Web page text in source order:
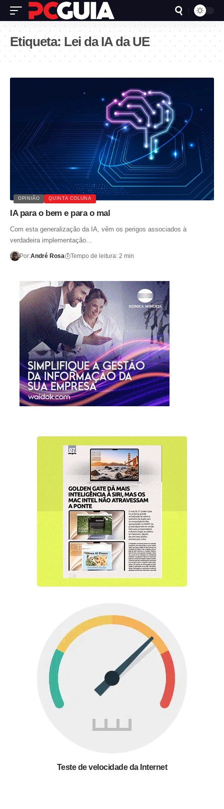
Etiqueta: Lei da IA da UE
OPINIÃO QUINTA COLUNA
IA para o bem e para o mal
Com esta generalização da IA, vêm os perigos associados à
verdadeira implementação…
Por:André Rosa Tempo de leitura: 2 min
Teste de velocidade da Internet